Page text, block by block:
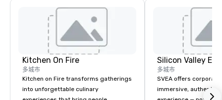
Kitchen On Fire
多城市
Kitchen on Fire transforms gatherings
into unforgettable culinary
多城市
SVEA offers
immersive, authentic